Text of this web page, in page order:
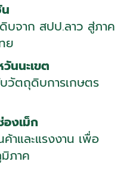
บจาก สปป.ลาว สู่ภาค
ย
นนะเขต
วัตถุดิบการเกษตร
งเม็ก
าและแรงงาน เพื่อ
ภาค